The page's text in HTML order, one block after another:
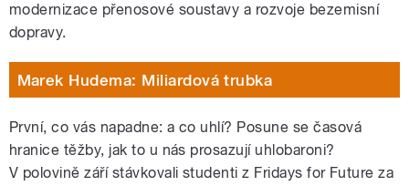
modernizace přenosové soustavy a rozvoje bezemisní
dopravy.
Marek Hudema: Miliardová trubka
První, co vás napadne: a co uhlí? Posune se časová
hranice těžby, jak to u nás prosazují uhlobaroni?
V polovině září stávkovali studenti z Fridays for Future za